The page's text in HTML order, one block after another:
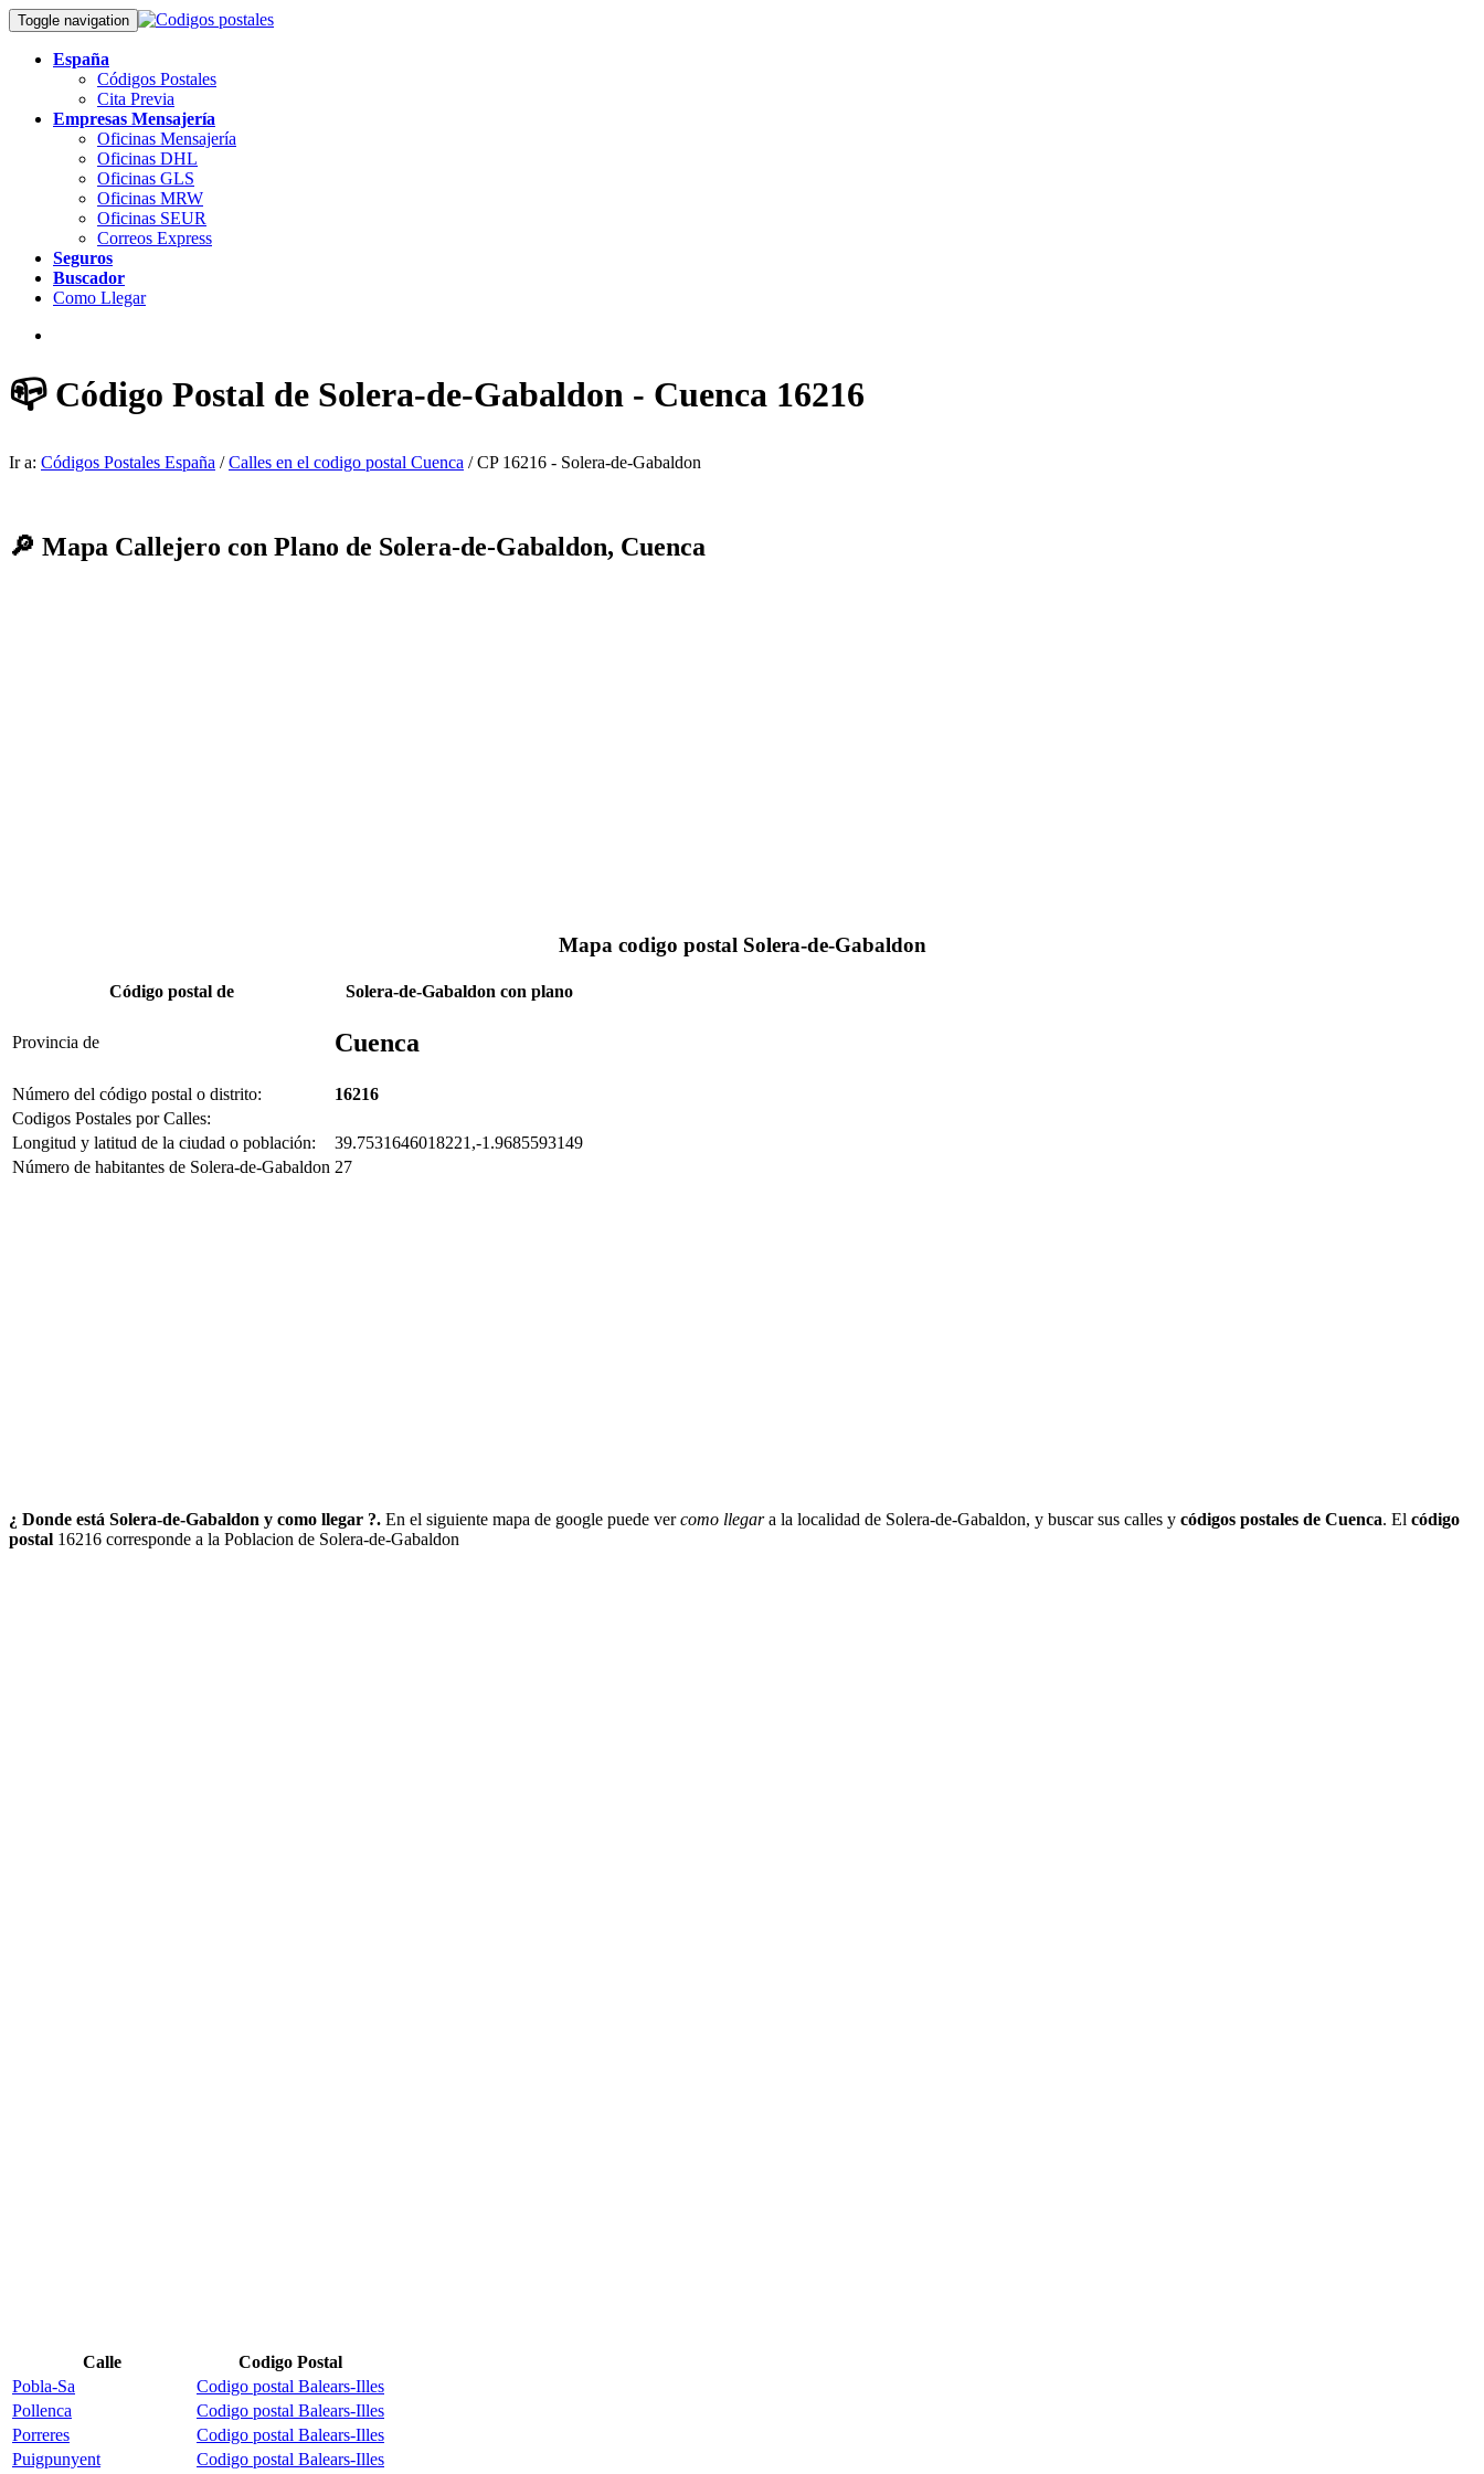
Toggle navigation
España
Códigos Postales
Cita Previa
Empresas Mensajería
Oficinas Mensajería
Oficinas DHL
Oficinas GLS
Oficinas MRW
Oficinas SEUR
Correos Express
Seguros
Buscador
Como Llegar
📪 Código Postal de Solera-de-Gabaldon - Cuenca 16216
Ir a: Códigos Postales España /Calles en el codigo postal Cuenca / CP 16216 - Solera-de-Gabaldon
🔎 Mapa Callejero con Plano de Solera-de-Gabaldon, Cuenca
Mapa codigo postal Solera-de-Gabaldon
Código postal de Solera-de-Gabaldon con plano
Provincia de Cuenca
Número del código postal o distrito:
16216
Codigos Postales por Calles:
Longitud y latitud de la ciudad o población:
39.7531646018221,-1.9685593149
Número de habitantes de Solera-de-Gabaldon 27
¿ Donde está Solera-de-Gabaldon y como llegar ?. En el siguiente mapa de google puede vercomo llegara la localidad de Solera-de-Gabaldon, y buscar sus calles y códigos postales de Cuenca. El código
postal 16216 corresponde a la Poblacion de Solera-de-Gabaldon
Calle
Codigo Postal
Pobla-Sa
Codigo postal Balears-Illes
Pollenca
Codigo postal Balears-Illes
Porreres
Codigo postal Balears-Illes
Puigpunyent
Codigo postal Balears-Illes